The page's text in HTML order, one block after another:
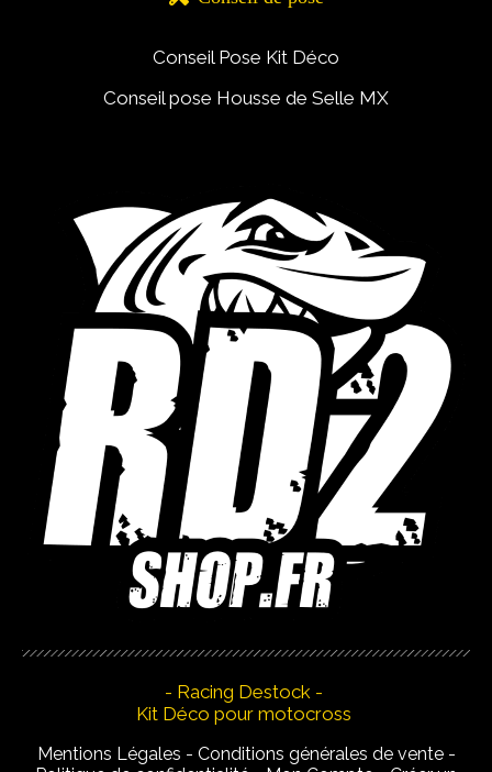
Conseil Pose Kit Déco
Conseil pose Housse de Selle MX
- Racing Destock -
Kit Déco pour motocross
Mentions Légales
Conditions générales de vente